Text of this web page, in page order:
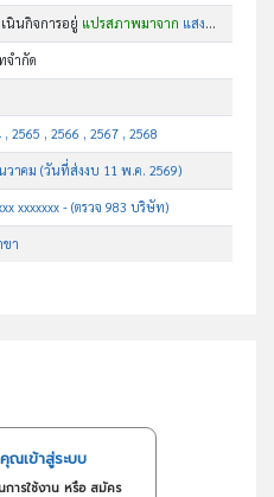
เนินกิจการอยู่ แปรสภาพมาจาก แสงอรุณ เครน เซอร์วิส
จำกัด
, 2565 , 2566 , 2567 , 2568
วาคม (วันที่ส่งงบ 11 พ.ค. 2569)
xxxxxxx - (ตรวจ 983 บริษัท)
ขา
ณเข้าสู่ระบบ
ารใช้งาน หรือ สมัคร